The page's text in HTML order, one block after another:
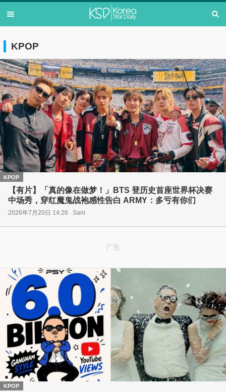
KPOP
KPOP
【有片】「真的像在做梦！」BTS 登历史首座世界杯决赛
中场秀，穿红魔鬼战袍感性告白 ARMY：多亏有你们
2026年7月20日 14:26 Sani
广告
KPOP